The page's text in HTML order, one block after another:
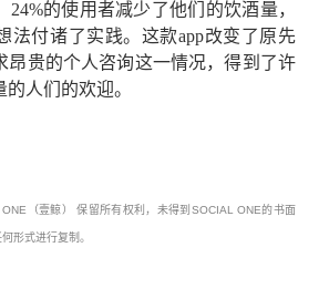
24%的使用者减少了他们的饮酒量，
法付诸了实践。这款app改变了原先
昂贵的个人咨询这一情况，得到了许
人们的欢迎。
（壹鲸） 保留所有权利，未得到SOCIAL ONE的书面
形式进行复制。